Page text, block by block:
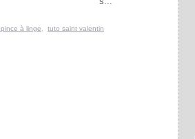
à linge tuto saint valentin